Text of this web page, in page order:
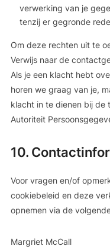
verwerking van je
tenzij er gegronde
Om deze rechten uit te
Verwijs naar de
Als je een klacht hebt
horen we graag van je,
klacht in te dienen bij de
Autoriteit
10.
Voor vragen en/of
cookiebeleid en deze
opnemen via de
Margriet McCall